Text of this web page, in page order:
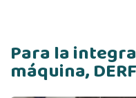
Para la
máquina,